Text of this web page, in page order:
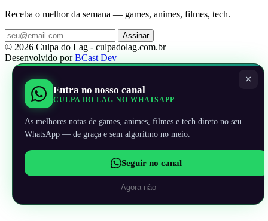
Receba o melhor da semana — games, animes, filmes, tech.
Assinar
© 2026 Culpa do Lag - culpadolag.com.br
Desenvolvido porBCast Dev
×
Entra no nosso canal
CULPA DO LAG NO WHATSAPP
As melhores notas de games, animes, filmes e tech direto no seu
WhatsApp — de graça e sem algoritmo no meio.
Seguir no canal
Agora não